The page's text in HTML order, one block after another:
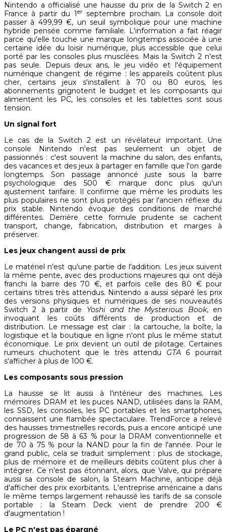
Nintendo a officialisé une hausse du prix de la Switch 2 en
France à partir du 1er septembre prochain. La console doit
passer à 499,99 €, un seuil symbolique pour une machine
hybride pensée comme familiale. L'information a fait réagir
parce qu'elle touche une marque longtemps associée à une
certaine idée du loisir numérique, plus accessible que celui
porté par les consoles plus musclées. Mais la Switch 2 n'est
pas seule. Depuis deux ans, le jeu vidéo et l'équipement
numérique changent de régime : les appareils coûtent plus
cher, certains jeux s'installent à 70 ou 80 euros, les
abonnements grignotent le budget et les composants qui
alimentent les PC, les consoles et les tablettes sont sous
tension.
Un signal fort
Le cas de la Switch 2 est un révélateur important. Une
console Nintendo n'est pas seulement un objet de
passionnés : c'est souvent la machine du salon, des enfants,
des vacances et des jeux à partager en famille que l'on garde
longtemps. Son passage annoncé juste sous la barre
psychologique des 500 € marque donc plus qu'un
ajustement tarifaire. Il confirme que même les produits les
plus populaires ne sont plus protégés par l'ancien réflexe du
prix stable. Nintendo évoque des conditions de marché
différentes. Derrière cette formule prudente se cachent
transport, change, fabrication, distribution et marges à
préserver.
Les jeux changent aussi de prix
Le matériel n'est qu'une partie de l'addition. Les jeux suivent
la même pente, avec des productions majeures qui ont déjà
franchi la barre des 70 €, et parfois celle des 80 € pour
certains titres très attendus. Nintendo a aussi séparé les prix
des versions physiques et numériques de ses nouveautés
Switch 2 à partir de Yoshi and the Mysterious Book, en
invoquant les coûts différents de production et de
distribution. Le message est clair : la cartouche, la boîte, la
logistique et la boutique en ligne n'ont plus le même statut
économique. Le prix devient un outil de pilotage. Certaines
rumeurs chuchotent que le très attendu GTA 6 pourrait
s'afficher à plus de 100 €.
Les composants sous pression
La hausse se lit aussi à l'intérieur des machines. Les
mémoires DRAM et les puces NAND, utilisées dans la RAM,
les SSD, les consoles, les PC portables et les smartphones,
connaissent une flambée spectaculaire. TrendForce a relevé
des hausses trimestrielles records, puis a encore anticipé une
progression de 58 à 63 % pour la DRAM conventionnelle et
de 70 à 75 % pour la NAND pour la fin de l'année. Pour le
grand public, cela se traduit simplement : plus de stockage,
plus de mémoire et de meilleurs débits coûtent plus cher à
intégrer. Ce n'est pas étonnant, alors, que Valve, qui prépare
aussi sa console de salon, la Steam Machine, anticipe déjà
d'afficher des prix exorbitants. L'entreprise américaine a dans
le même temps largement rehaussé les tarifs de sa console
portable : la Steam Deck vient de prendre 200 €
d'augmentation !
Le PC n'est pas épargné